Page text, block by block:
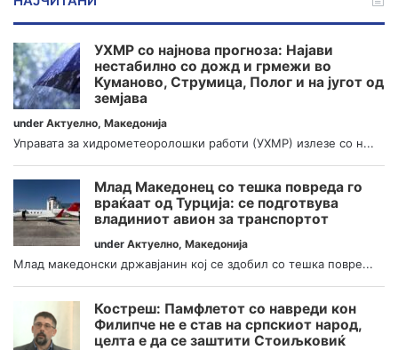
УХМР со најнова прогноза: Најави
нестабилно со дожд и грмежи во
Куманово, Струмица, Полог и на југот од
земјава
under Актуелно, Македонија
Управата за хидрометеоролошки работи (УХМР) излезе со н...
Млад Македонец со тешка повреда го
враќаат од Турција: се подготвува
владиниот авион за транспортот
under Актуелно, Македонија
Млад македонски државјанин кој се здобил со тешка повре...
Костреш: Памфлетот со навреди кон
Филипче не е став на српскиот народ,
целта е да се заштити Стоиљковиќ